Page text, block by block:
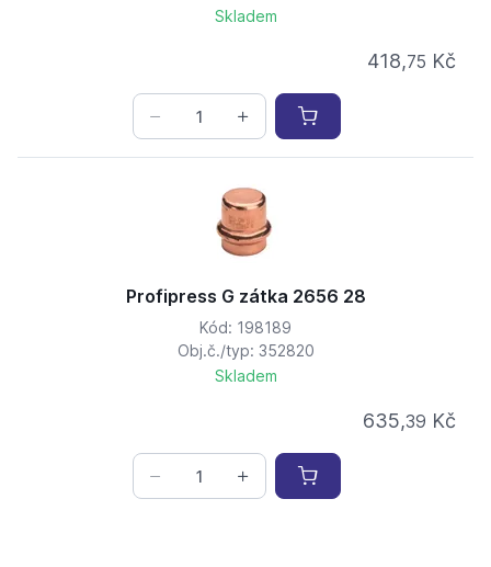
Skladem
418,75 Kč
Profipress G zátka 2656 28
Kód: 198189
Obj.č./typ: 352820
Skladem
635,39 Kč